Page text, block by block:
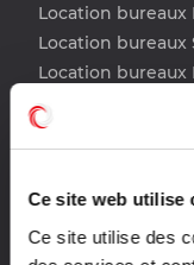
Ce site web utilise
Ce site utilise des
Location bureaux
Location bureaux
Location
Location bureaux
Vente bureaux
Vente bureaux
Vente bureaux